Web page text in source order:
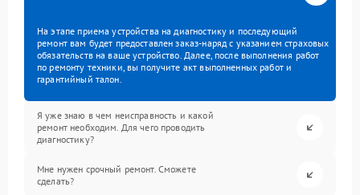
На этапе приема устройства на диагностику и последующий
ремонт вам будет предоставлен заказ-наряд с указанием страховых
обязательств на ваше устройство. Далее, после выполнения работ
по ремонту техники, вы получите акт выполненных работ и
гарантийный талон.
Я уже знаю в чем неисправность и какой
ремонт необходим. Для чего проводить
диагностику?
Мне нужен срочный ремонт. Сможете
сделать?